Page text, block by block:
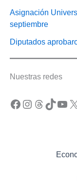
Asignación
septiembre
Diputados
Nuestras redes
Facebook Instagram Threads TikTok YouTube X